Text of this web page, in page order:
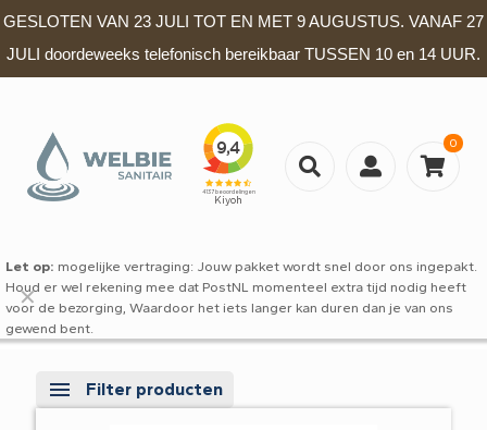
GESLOTEN VAN 23 JULI TOT EN MET 9 AUGUSTUS. VANAF 27
JULI doordeweeks telefonisch bereikbaar TUSSEN 10 en 14 UUR.
0
Let op: mogelijke vertraging: Jouw pakket wordt snel door ons ingepakt.
Houd er wel rekening mee dat PostNL momenteel extra tijd nodig heeft
voor de bezorging, Waardoor het iets langer kan duren dan je van ons
gewend bent.
✕
Filter producten